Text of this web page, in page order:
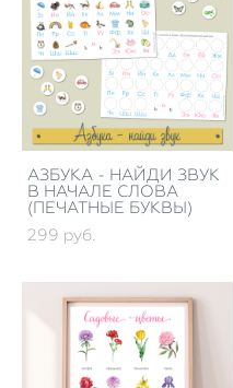
АЗБУКА - НАЙДИ ЗВУК
В НАЧАЛЕ СЛОВА
(ПЕЧАТНЫЕ БУКВЫ)
299 pуб.